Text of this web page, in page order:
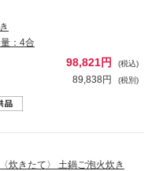
：4合
98,821円 (税込)
89,838円 (税別)
炊きたて〉 土鍋ご泡火炊き